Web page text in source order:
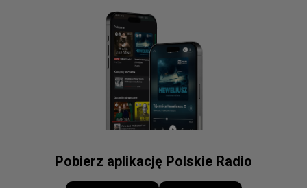
Pobierz aplikację Polskie Radio